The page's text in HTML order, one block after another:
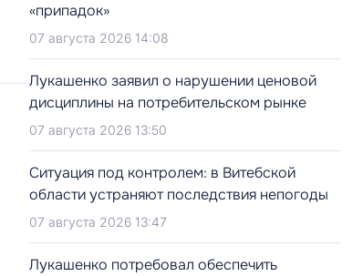
«припадок»
07 августа 2026 14:08
Лукашенко заявил о нарушении ценовой
дисциплины на потребительском рынке
07 августа 2026 13:50
Ситуация под контролем: в Витебской
области устраняют последствия непогоды
07 августа 2026 13:47
Лукашенко потребовал обеспечить